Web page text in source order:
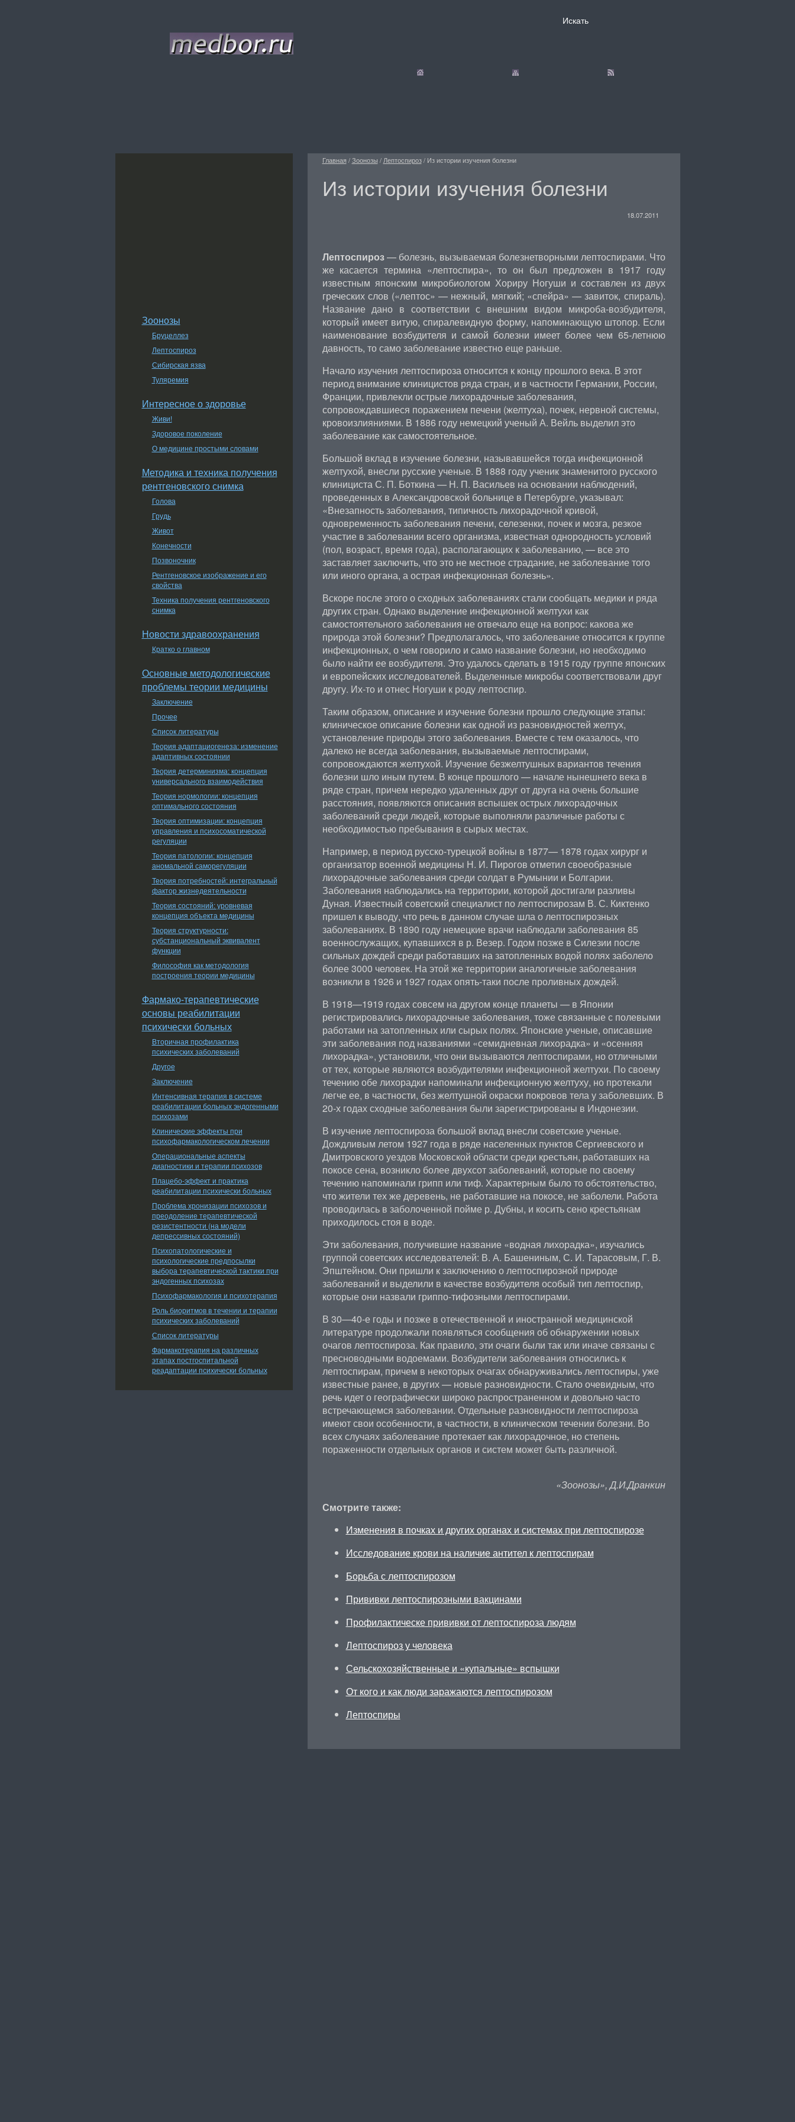
Главная /Зоонозы / Лептоспироз/ Из истории изучения болезни
Из истории изучения болезни
18.07.2011
Лептоспироз— болезнь, вызываемая болезнетворными лептоспирами. Что
же касается термина «лептоспира», то он был предложен в 1917 году
известным японским микробиологом Хориру Ногуши и составлен из двух
греческих слов («лептос» — нежный, мягкий; «спейра» — завиток, спираль).
Название дано в соответствии с внешним видом микроба-возбудителя,
который имеет витую, спиралевидную форму, напоминающую штопор. Если
наименование возбудителя и самой болезни имеет более чем 65-летнюю
давность, то само заболевание известно еще раньше.
Начало изучения лептоспироза относится к концу прошлого века. В этот
период внимание клиницистов ряда стран, и в частности Германии, России,
Франции, привлекли острые лихорадочные заболевания,
сопровождавшиеся поражением печени (желтуха), почек, нервной системы,
кровоизлияниями. В 1886 году немецкий ученый А. Вейль выделил это
заболевание как самостоятельное.
Большой вклад в изучение болезни, называвшейся тогда инфекционной
желтухой, внесли русские ученые. В 1888 году ученик знаменитого русского
клинициста С. П. Боткина — Н. П. Васильев на основании наблюдений,
проведенных в Александровской больнице в Петербурге, указывал:
«Внезапность заболевания, типичность лихорадочной кривой,
одновременность заболевания печени, селезенки, почек и мозга, резкое
участие в заболевании всего организма, известная однородность условий
(пол, возраст, время года), располагающих к заболеванию, — все это
заставляет заключить, что это не местное страдание, не заболевание того
или иного органа, а острая инфекционная болезнь».
Вскоре после этого о сходных заболеваниях стали сообщать медики и ряда
других стран. Однако выделение инфекционной желтухи как
самостоятельного заболевания не отвечало еще на вопрос: какова же
природа этой болезни? Предполагалось, что заболевание относится к группе
инфекционных, о чем говорило и само название болезни, но необходимо
было найти ее возбудителя. Это удалось сделать в 1915 году группе японских
и европейских исследователей. Выделенные микробы соответствовали друг
другу. Их-то и отнес Ногуши к роду лептоспир.
Таким образом, описание и изучение болезни прошло следующие этапы:
клиническое описание болезни как одной из разновидностей желтух,
установление природы этого заболевания. Вместе с тем оказалось, что
далеко не всегда заболевания, вызываемые лептоспирами,
сопровождаются желтухой. Изучение безжелтушных вариантов течения
болезни шло иным путем. В конце прошлого — начале нынешнего века в
ряде стран, причем нередко удаленных друг от друга на очень большие
расстояния, появляются описания вспышек острых лихорадочных
заболеваний среди людей, которые выполняли различные работы с
необходимостью пребывания в сырых местах.
Например, в период русско-турецкой войны в 1877— 1878 годах хирург и
организатор военной медицины Н. И. Пирогов отметил своеобразные
лихорадочные заболевания среди солдат в Румынии и Болгарии.
Заболевания наблюдались на территории, которой достигали разливы
Дуная. Известный советский специалист по лептоспирозам В. С. Киктенко
пришел к выводу, что речь в данном случае шла о лептоспирозных
заболеваниях. В 1890 году немецкие врачи наблюдали заболевания 85
военнослужащих, купавшихся в р. Везер. Годом позже в Силезии после
сильных дождей среди работавших на затопленных водой полях заболело
более 3000 человек. На этой же территории аналогичные заболевания
возникли в 1926 и 1927 годах опять-таки после проливных дождей.
В 1918—1919 годах совсем на другом конце планеты — в Японии
регистрировались лихорадочные заболевания, тоже связанные с полевыми
работами на затопленных или сырых полях. Японские ученые, описавшие
эти заболевания под названиями «семидневная лихорадка» и «осенняя
лихорадка», установили, что они вызываются лептоспирами, но отличными
от тех, которые являются возбудителями инфекционной желтухи. По своему
течению обе лихорадки напоминали инфекционную желтуху, но протекали
легче ее, в частности, без желтушной окраски покровов тела у заболевших. В
20-х годах сходные заболевания были зарегистрированы в Индонезии.
В изучение лептоспироза большой вклад внесли советские ученые.
Дождливым летом 1927 года в ряде населенных пунктов Сергиевского и
Дмитровского уездов Московской области среди крестьян, работавших на
покосе сена, возникло более двухсот заболеваний, которые по своему
течению напоминали грипп или тиф. Характерным было то обстоятельство,
что жители тех же деревень, не работавшие на покосе, не заболели. Работа
проводилась в заболоченной пойме р. Дубны, и косить сено крестьянам
приходилось стоя в воде.
Эти заболевания, получившие название «водная лихорадка», изучались
группой советских исследователей: В. А. Башениным, С. И. Тарасовым, Г. В.
Эпштейном. Они пришли к заключению о лептоспирозной природе
заболеваний и выделили в качестве возбудителя особый тип лептоспир,
которые они назвали гриппо-тифозными лептоспирами.
В 30—40-е годы и позже в отечественной и иностранной медицинской
литературе продолжали появляться сообщения об обнаружении новых
очагов лептоспироза. Как правило, эти очаги были так или иначе связаны с
пресноводными водоемами. Возбудители заболевания относились к
лептоспирам, причем в некоторых очагах обнаруживались лептоспиры, уже
известные ранее, в других — новые разновидности. Стало очевидным, что
речь идет о географически широко распространенном и довольно часто
встречающемся заболевании. Отдельные разновидности лептоспироза
имеют свои особенности, в частности, в клиническом течении болезни. Во
всех случаях заболевание протекает как лихорадочное, но степень
пораженности отдельных органов и систем может быть различной.
«Зоонозы», Д.И.Дранкин
Смотрите также:
Изменения в почках и других органах и системах при лептоспирозе
Исследование крови на наличие антител к лептоспирам
Борьба с лептоспирозом
Прививки лептоспирозными вакцинами
Профилактическе прививки от лептоспироза людям
Лептоспироз у человека
Сельскохозяйственные и «купальные» вспышки
От кого и как люди заражаются лептоспирозом
Лептоспиры
Зоонозы
Бруцеллез
Лептоспироз
Сибирская язва
Туляремия
Интересное о здоровье
Живи!
Здоровое поколение
О медицине простыми словами
Методика и техника получения
рентгеновского снимка
Голова
Грудь
Живот
Конечности
Позвоночник
Рентгеновское изображение и его
свойства
Техника получения рентгеновского
снимка
Новости здравоохранения
Кратко о главном
Основные методологические
проблемы теории медицины
Заключение
Прочее
Список литературы
Теория адаптациогенеза: изменение
адаптивных состоянии
Теория детерминизма: концепция
универсального взаимодействия
Теория нормологии: концепция
оптимального состояния
Теория оптимизации: концепция
управления и психосоматической
регуляции
Теория патологии: концепция
аномальной саморегуляции
Теория потребностей: интегральный
фактор жизнедеятельности
Теория состояний: уровневая
концепция объекта медицины
Теория структурности:
субстанциональный эквивалент
функции
Философия как методология
построения теории медицины
Фармако-терапевтические
основы реабилитации
психически больных
Вторичная профилактика
психических заболеваний
Другое
Заключение
Интенсивная терапия в системе
реабилитации больных эндогенными
психозами
Клинические эффекты при
психофармакологическом лечении
Операциональные аспекты
диагностики и терапии психозов
Плацебо-эффект и практика
реабилитации психически больных
Проблема хронизации психозов и
преодоление терапевтической
резистентности (на модели
депрессивных состояний)
Психопатологические и
психологические предпосылки
выбора терапевтической тактики при
эндогенных психозах
Психофармакология и психотерапия
Роль биоритмов в течении и терапии
психических заболеваний
Список литературы
Фармакотерапия на различных
этапах постгоспитальной
реадаптации психически больных